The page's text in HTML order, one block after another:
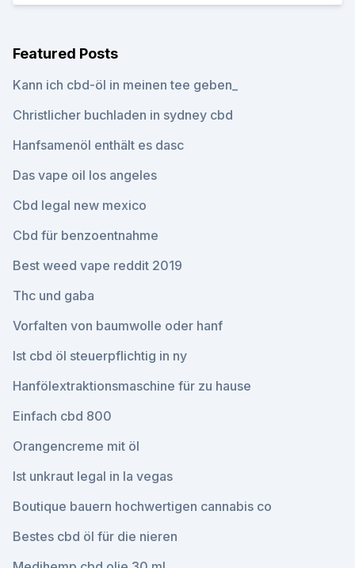
Featured Posts
Kann ich cbd-öl in meinen tee geben_
Christlicher buchladen in sydney cbd
Hanfsamenöl enthält es dasc
Das vape oil los angeles
Cbd legal new mexico
Cbd für benzoentnahme
Best weed vape reddit 2019
Thc und gaba
Vorfalten von baumwolle oder hanf
Ist cbd öl steuerpflichtig in ny
Hanfölextraktionsmaschine für zu hause
Einfach cbd 800
Orangencreme mit öl
Ist unkraut legal in la vegas
Boutique bauern hochwertigen cannabis co
Bestes cbd öl für die nieren